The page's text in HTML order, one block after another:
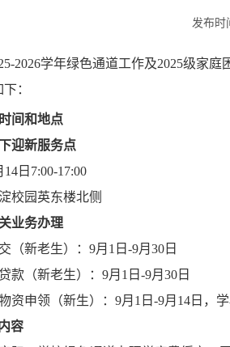
发布
2026学年绿色通道工作及2025级家庭
：
间和地点
迎新服务点
日7:00-17:00
校园英东楼北侧
业务办理
（新老生）：9月1日-9月30日
款（新老生）：9月1日-9月30日
资申领（新生）：9月1日-9月14日，
容